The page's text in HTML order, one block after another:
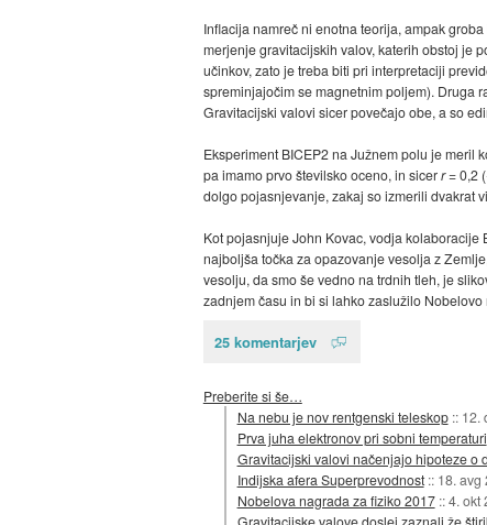
Inflacija namreč ni enotna teorija, ampak
merjenje gravitacijskih valov, katerih obstoj je
učinkov, zato je treba biti pri interpretaciji
spreminjajočim se magnetnim poljem). Druga
Gravitacijski valovi sicer povečajo obe, a so
Eksperiment BICEP2 na Južnem polu je meril
pa imamo prvo številsko oceno, in sicerr= 0,2
dolgo pojasnjevanje, zakaj so izmerili dvakrat
Kot pojasnjuje John Kovac, vodja
najboljša točka za opazovanje vesolja z
vesolju, da smo še vedno na trdnih tleh, je
zadnjem času in bi si lahko zaslužilo Nobelovo
25 komentarjev
Preberite si še…
Na nebu je nov rentgenski teleskop :: 12.
Prva juha elektronov pri sobni temperaturi
Gravitacijski valovi načenjajo hipoteze o
Indijska afera Superprevodnost :: 18. avg
Nobelova nagrada za fiziko 2017 ::4. okt